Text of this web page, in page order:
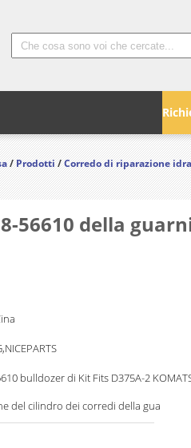
/Prodotti/Corredo di riparazione
56610 della
bulldozer di Kit Fits D375A-2
del cilindro dei corredi della gua